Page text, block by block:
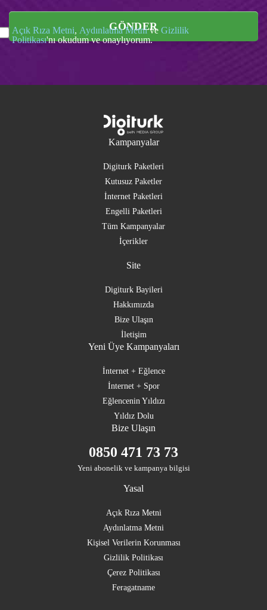
GÖNDER
Açık Rıza Metni, Aydınlatma Metnive Gizlilik
Politikası'nı okudum ve onaylıyorum.
Kampanyalar
Digiturk Paketleri
Kutusuz Paketler
İnternet Paketleri
Engelli Paketleri
Tüm Kampanyalar
İçerikler
Site
Digiturk Bayileri
Hakkımızda
Bize Ulaşın
İletişim
Yeni Üye Kampanyaları
İnternet + Eğlence
İnternet + Spor
Eğlencenin Yıldızı
Yıldız Dolu
Bize Ulaşın
0850 471 73 73
Yeni abonelik ve kampanya bilgisi
Yasal
Açık Rıza Metni
Aydınlatma Metni
Kişisel Verilerin Korunması
Gizlilik Politikası
Çerez Politikası
Feragatname